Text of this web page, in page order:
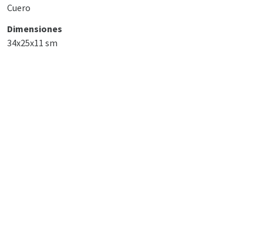
Cuero
Dimensiones
34x25x11 sm